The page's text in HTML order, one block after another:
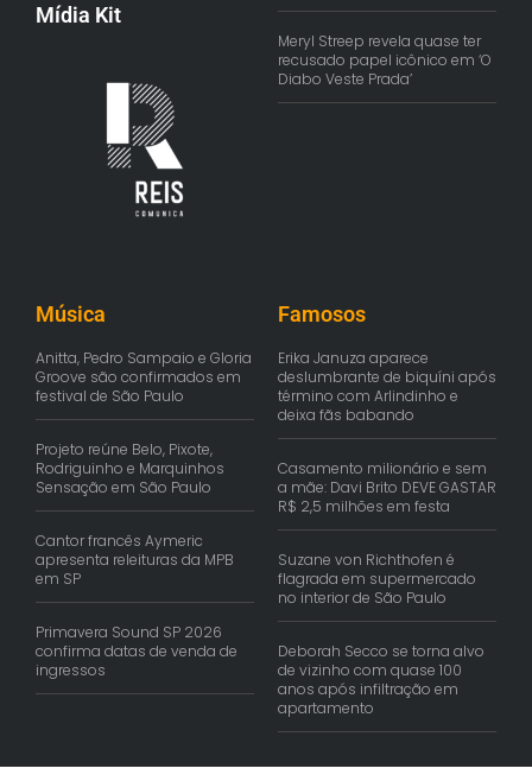
Mídia Kit
Meryl Streep revela quase ter
recusado papel icônico em ‘O
Diabo Veste Prada’
Música
Anitta, Pedro Sampaio e Gloria
Groove são confirmados em
festival de São Paulo
Projeto reúne Belo, Pixote,
Rodriguinho e Marquinhos
Sensação em São Paulo
Cantor francês Aymeric
apresenta releituras da MPB
em SP
Primavera Sound SP 2026
confirma datas de venda de
ingressos
Famosos
Erika Januza aparece
deslumbrante de biquíni após
término com Arlindinho e
deixa fãs babando
Casamento milionário e sem
a mãe: Davi Brito DEVE GASTAR
R$ 2,5 milhões em festa
Suzane von Richthofen é
flagrada em supermercado
no interior de São Paulo
Deborah Secco se torna alvo
de vizinho com quase 100
anos após infiltração em
apartamento